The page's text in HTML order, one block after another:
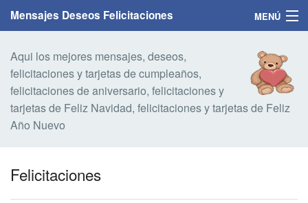
Mensajes Deseos Felicitaciones MENÚ
Mensajes
Felicitaciones
Felicitaciones personalizadas
Aqui los mejores mensajes, deseos,
felicitaciones y tarjetas de cumpleaños,
felicitaciones de aniversario, felicitaciones y
tarjetas de Feliz Navidad, felicitaciones y tarjetas de Feliz
Año Nuevo
Felicitaciones